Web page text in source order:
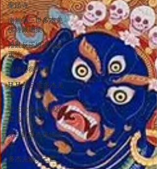
聖蹟寺
南無第三世多杰羌
佛經藏總集
撥亂反正維護如來
正法
學佛心得分享
H.H.第三世多杰羌
佛
第三世多杰羌佛說
世法哲言
第三世多杰羌佛說
法
多杰羌佛第三世